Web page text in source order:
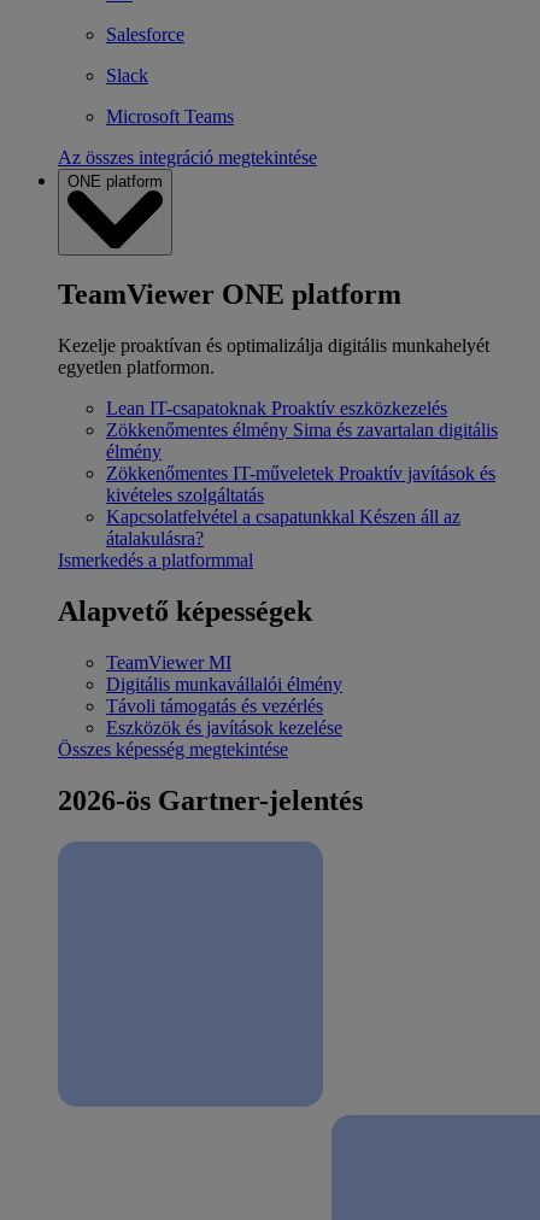
Salesforce
Slack
Microsoft Teams
Az összes integráció megtekintése
ONE platform
TeamViewer ONE platform
Kezelje proaktívan és optimalizálja digitális munkahelyét
egyetlen platformon.
Lean IT-csapatoknak Proaktív eszközkezelés
Zökkenőmentes élmény Sima és zavartalan digitális
élmény
Zökkenőmentes IT-műveletek Proaktív javítások és
kivételes szolgáltatás
Kapcsolatfelvétel a csapatunkkal Készen áll az
átalakulásra?
Ismerkedés a platformmal
Alapvető képességek
TeamViewer MI
Digitális munkavállalói élmény
Távoli támogatás és vezérlés
Eszközök és javítások kezelése
Összes képesség megtekintése
2026-ös Gartner-jelentés